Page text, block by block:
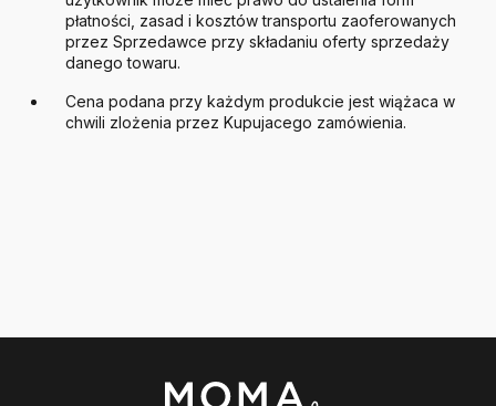
płatności, zasad i kosztów transportu zaoferowanych
przez Sprzedawce przy składaniu oferty sprzedaży
danego towaru.
Cena podana przy każdym produkcie jest wiążaca w
chwili zlożenia przez Kupujacego zamówienia.